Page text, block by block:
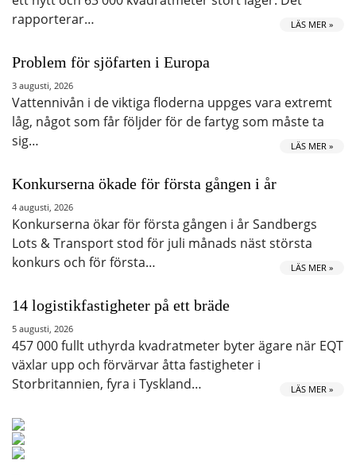
rapporterar…
LÄS MER »
Problem för sjöfarten i Europa
3 augusti, 2026
Vattennivån i de viktiga floderna uppges vara extremt
låg, något som får följder för de fartyg som måste ta
sig…
LÄS MER »
Konkurserna ökade för första gången i år
4 augusti, 2026
Konkurserna ökar för första gången i år Sandbergs
Lots & Transport stod för juli månads näst största
konkurs och för första…
LÄS MER »
14 logistikfastigheter på ett bräde
5 augusti, 2026
457 000 fullt uthyrda kvadratmeter byter ägare när EQT
växlar upp och förvärvar åtta fastigheter i
Storbritannien, fyra i Tyskland…
LÄS MER »